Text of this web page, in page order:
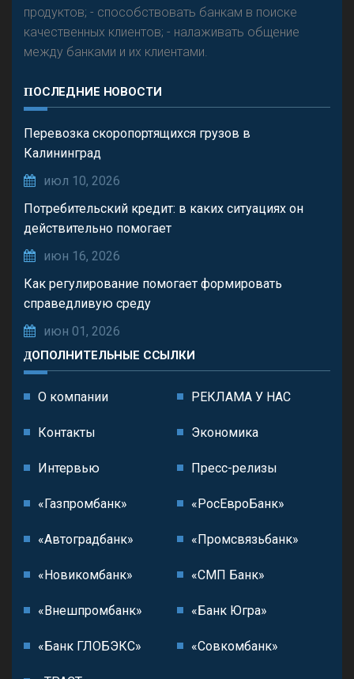
продуктов; - способствовать банкам в поиске
качественных клиентов; - налаживать общение
между банками и их клиентами.
ПОСЛЕДНИЕ НОВОСТИ
Перевозка скоропортящихся грузов в
Калининград
июл 10, 2026
Потребительский кредит: в каких ситуациях он
действительно помогает
июн 16, 2026
Как регулирование помогает формировать
справедливую среду
июн 01, 2026
ДОПОЛНИТЕЛЬНЫЕ ССЫЛКИ
О компании РЕКЛАМА У НАС
Контакты Экономика
Интервью Пресс-релизы
«Газпромбанк» «РосЕвроБанк»
«Автоградбанк» «Промсвязьбанк»
«Новикомбанк» «СМП Банк»
«Внешпромбанк» «Банк Югра»
«Банк ГЛОБЭКС» «Совкомбанк»